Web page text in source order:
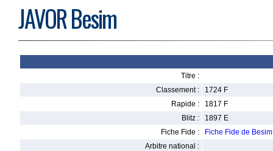
JAVOR Besim
Titre :
Classement :
1724 F
Rapide :
1817 F
Blitz :
1897 E
Fiche Fide :
Fiche Fide de
Arbitre national :